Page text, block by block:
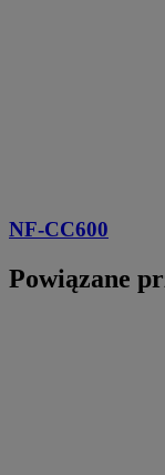
NF-CC600
Powiązane